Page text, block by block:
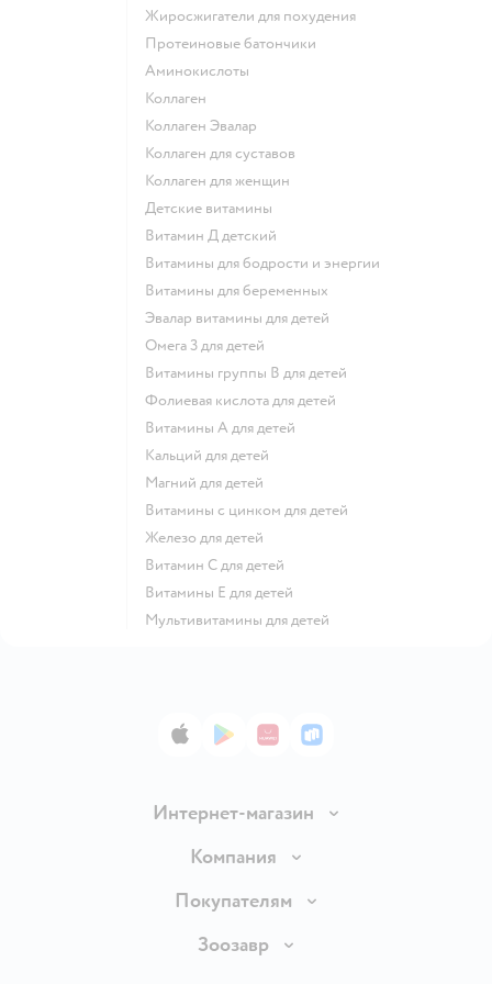
Жиросжигатели для похудения
Протеиновые батончики
Аминокислоты
Коллаген
Коллаген Эвалар
Коллаген для суставов
Коллаген для женщин
Детские витамины
Витамин Д детский
Витамины для бодрости и энергии
Витамины для беременных
Эвалар витамины для детей
Омега 3 для детей
Витамины группы В для детей
Фолиевая кислота для детей
Витамины А для детей
Кальций для детей
Магний для детей
Витамины с цинком для детей
Железо для детей
Витамин С для детей
Витамины Е для детей
Мультивитамины для детей
App StoreGoogle Play
AppGallery
RuStore
Интернет-магазин
Доставка и оплата
Обмен и возврат товара
Правила продажи
Компания
О компании
Инвесторам
Покупателям
Бонусные карты
Зоозавр